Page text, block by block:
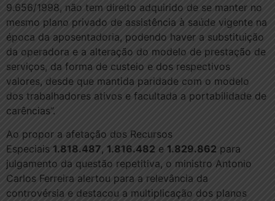
9.656/1998, não tem direito adquirido de se manter no
mesmo plano privado de assistência à saúde vigente na
época da aposentadoria, podendo haver a substituição
da operadora e a alteração do modelo de prestação de
serviços, da forma de custeio e dos respectivos
valores, desde que mantida paridade com o modelo
dos trabalhadores ativos e facultada a portabilidade de
carências”.
Ao propor a afetação dos Recursos
Especiais 1.818.487, 1.816.482 e 1.829.862 para
julgamento da questão repetitiva, o ministro Antonio
Carlos Ferreira alertou para a relevância da
controvérsia e destacou a multiplicação dos planos